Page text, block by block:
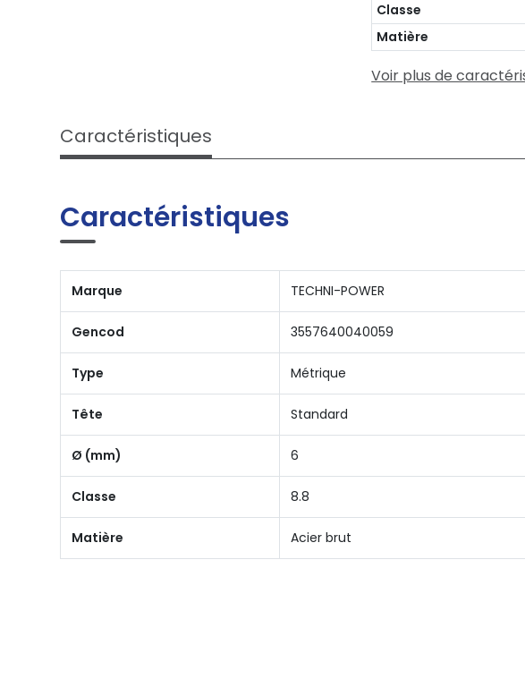
Classe
Matière
Voir plus de
Caractéristiques
Caractéristiques
Marque TECHNI-POWER
Gencod 3557640040059
Type Métrique
Tête Standard
Ø (mm) 6
Classe 8.8
Matière Acier brut